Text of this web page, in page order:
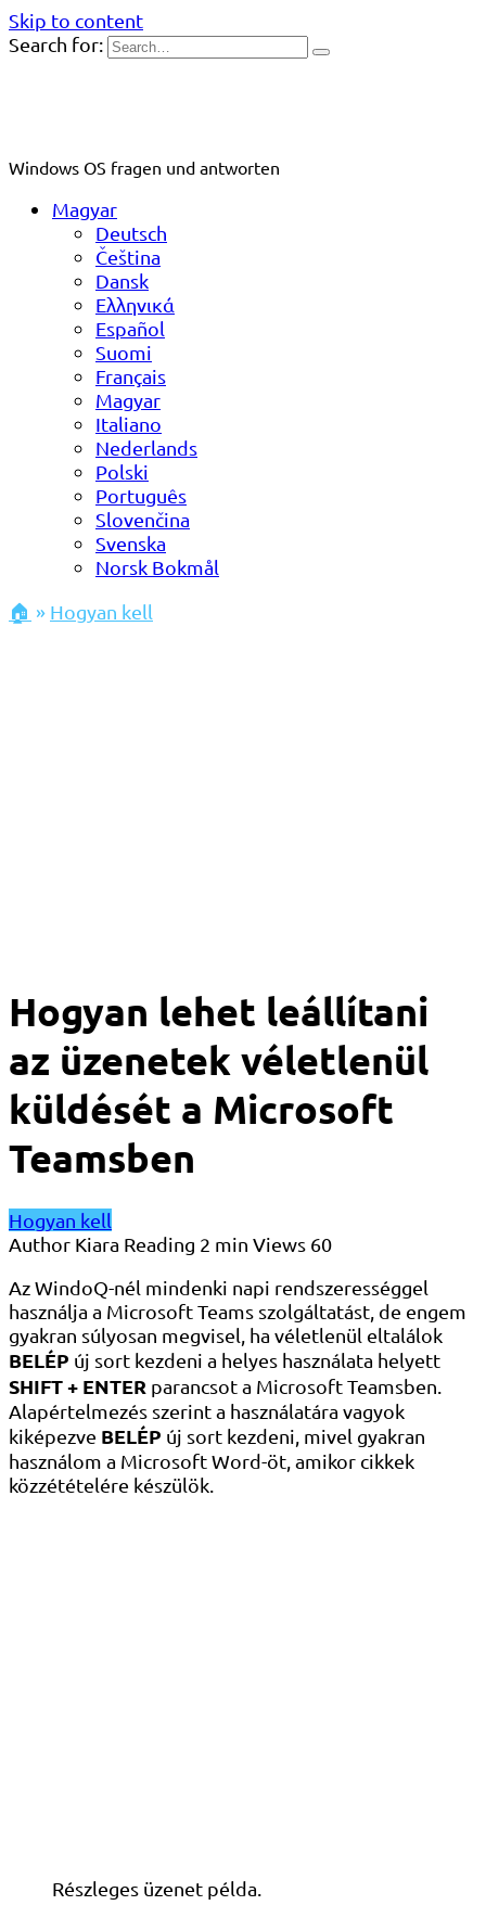
Skip to content
Search for:
Windows OS fragen und antworten
Magyar
Deutsch
Čeština
Dansk
Ελληνικά
Español
Suomi
Français
Magyar
Italiano
Nederlands
Polski
Português
Slovenčina
Svenska
Norsk Bokmål
🏠 » Hogyan kell
Hogyan lehet leállítani
az üzenetek véletlenül
küldését a Microsoft
Teamsben
Hogyan kell
Author Kiara Reading 2 min Views 60
Az WindoQ-nél mindenki napi rendszerességgel
használja a Microsoft Teams szolgáltatást, de engem
gyakran súlyosan megvisel, ha véletlenül eltalálok
BELÉP új sort kezdeni a helyes használata helyett
SHIFT + ENTER parancsot a Microsoft Teamsben.
Alapértelmezés szerint a használatára vagyok
kiképezve BELÉP új sort kezdeni, mivel gyakran
használom a Microsoft Word-öt, amikor cikkek
közzétételére készülök.
Részleges üzenet példa.